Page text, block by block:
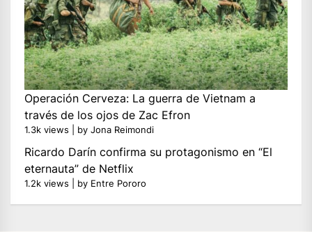
Operación Cerveza: La guerra de Vietnam a
través de los ojos de Zac Efron
1.3k views by Jona Reimondi
Ricardo Darín confirma su protagonismo en “El
eternauta” de Netflix
1.2k views by Entre Pororo